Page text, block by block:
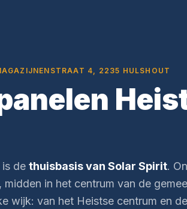
4, 2235 HULSHOUT
de thuisbasis van Solar Spirit.
midden in het centrum van de
wijk: van het Heistse centrum en